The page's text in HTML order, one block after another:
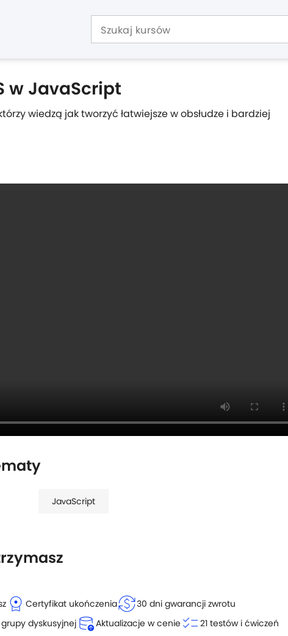
w JavaScript
wiedzą jak tworzyć łatwiejsze w obsłudze i bardziej
JavaScript
license Certyfikat ukończeniacurrency_exchange30 dni gwarancji zwrotu
dyskusyjnej database_uploadAktualizacje w cenie checklist 21 testów i ćwiczeń